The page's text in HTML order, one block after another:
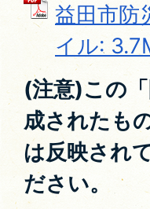
益田市防
イル:
(注意)この
成されたも
は反映され
ださい。